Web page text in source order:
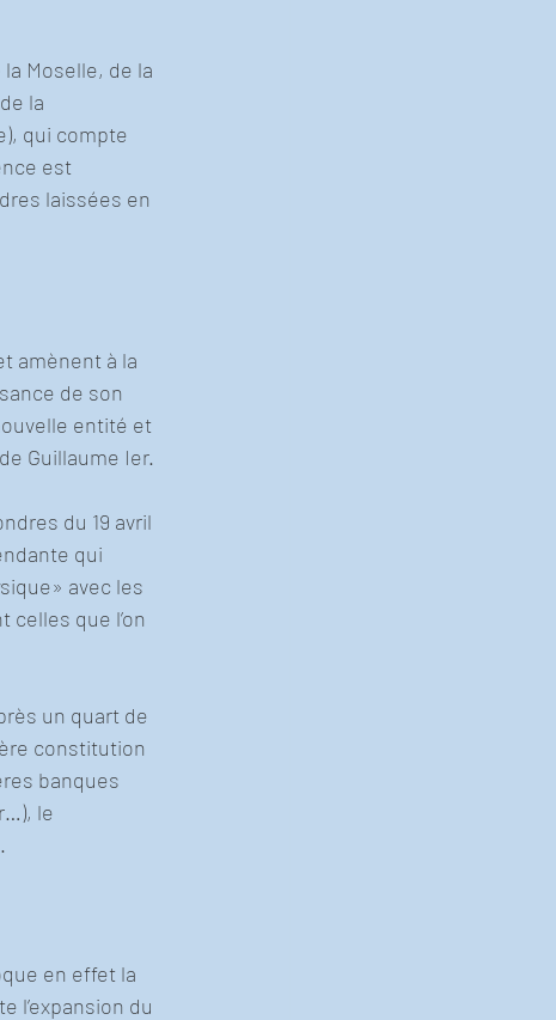
Moselle, de la
la
qui compte
est
laissées en
amènent à la
de son
entité et
Guillaume Ier.
du 19 avril
qui
avec les
que l’on
un quart de
constitution
banques
le
en effet la
l’expansion du